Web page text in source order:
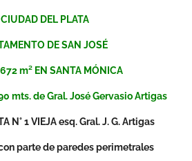
DEL PLATA
DE SAN JOSÉ
m² EN SANTA MÓNICA
mts. de Gral. José Gervasio Artigas
N° 1 VIEJA esq. Gral. J. G. Artigas
parte de paredes perimetrales